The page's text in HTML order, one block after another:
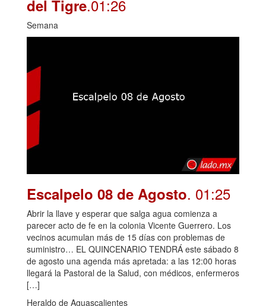
del Tigre.01:26
Semana
Escalpelo 08 de Agosto. 01:25
Abrir la llave y esperar que salga agua comienza a
parecer acto de fe en la colonia Vicente Guerrero. Los
vecinos acumulan más de 15 días con problemas de
suministro… EL QUINCENARIO TENDRÁ este sábado 8
de agosto una agenda más apretada: a las 12:00 horas
llegará la Pastoral de la Salud, con médicos, enfermeros
[…]
Heraldo de Aguascalientes